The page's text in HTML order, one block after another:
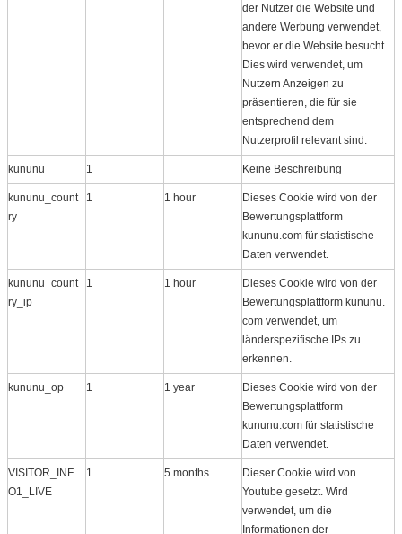
der Nutzer die Website und
andere Werbung verwendet,
bevor er die Website besucht.
Dies wird verwendet, um
Nutzern Anzeigen zu
präsentieren, die für sie
entsprechend dem
Nutzerprofil relevant sind.
kununu 1 Keine Beschreibung
kununu_count
ry
1 1 hour
Dieses Cookie wird von der
Bewertungsplattform
kununu.com für statistische
Daten verwendet.
kununu_count
ry_ip
1 1 hour
Dieses Cookie wird von der
Bewertungsplattform kununu.​
com verwendet, um
länderspezifische IPs zu
erkennen.
kununu_op 1 1 year
Dieses Cookie wird von der
Bewertungsplattform
kununu.com für statistische
Daten verwendet.
VISITOR_INF
O1_LIVE
1 5 months
Dieser Cookie wird von
Youtube gesetzt. Wird
verwendet, um die
Informationen der